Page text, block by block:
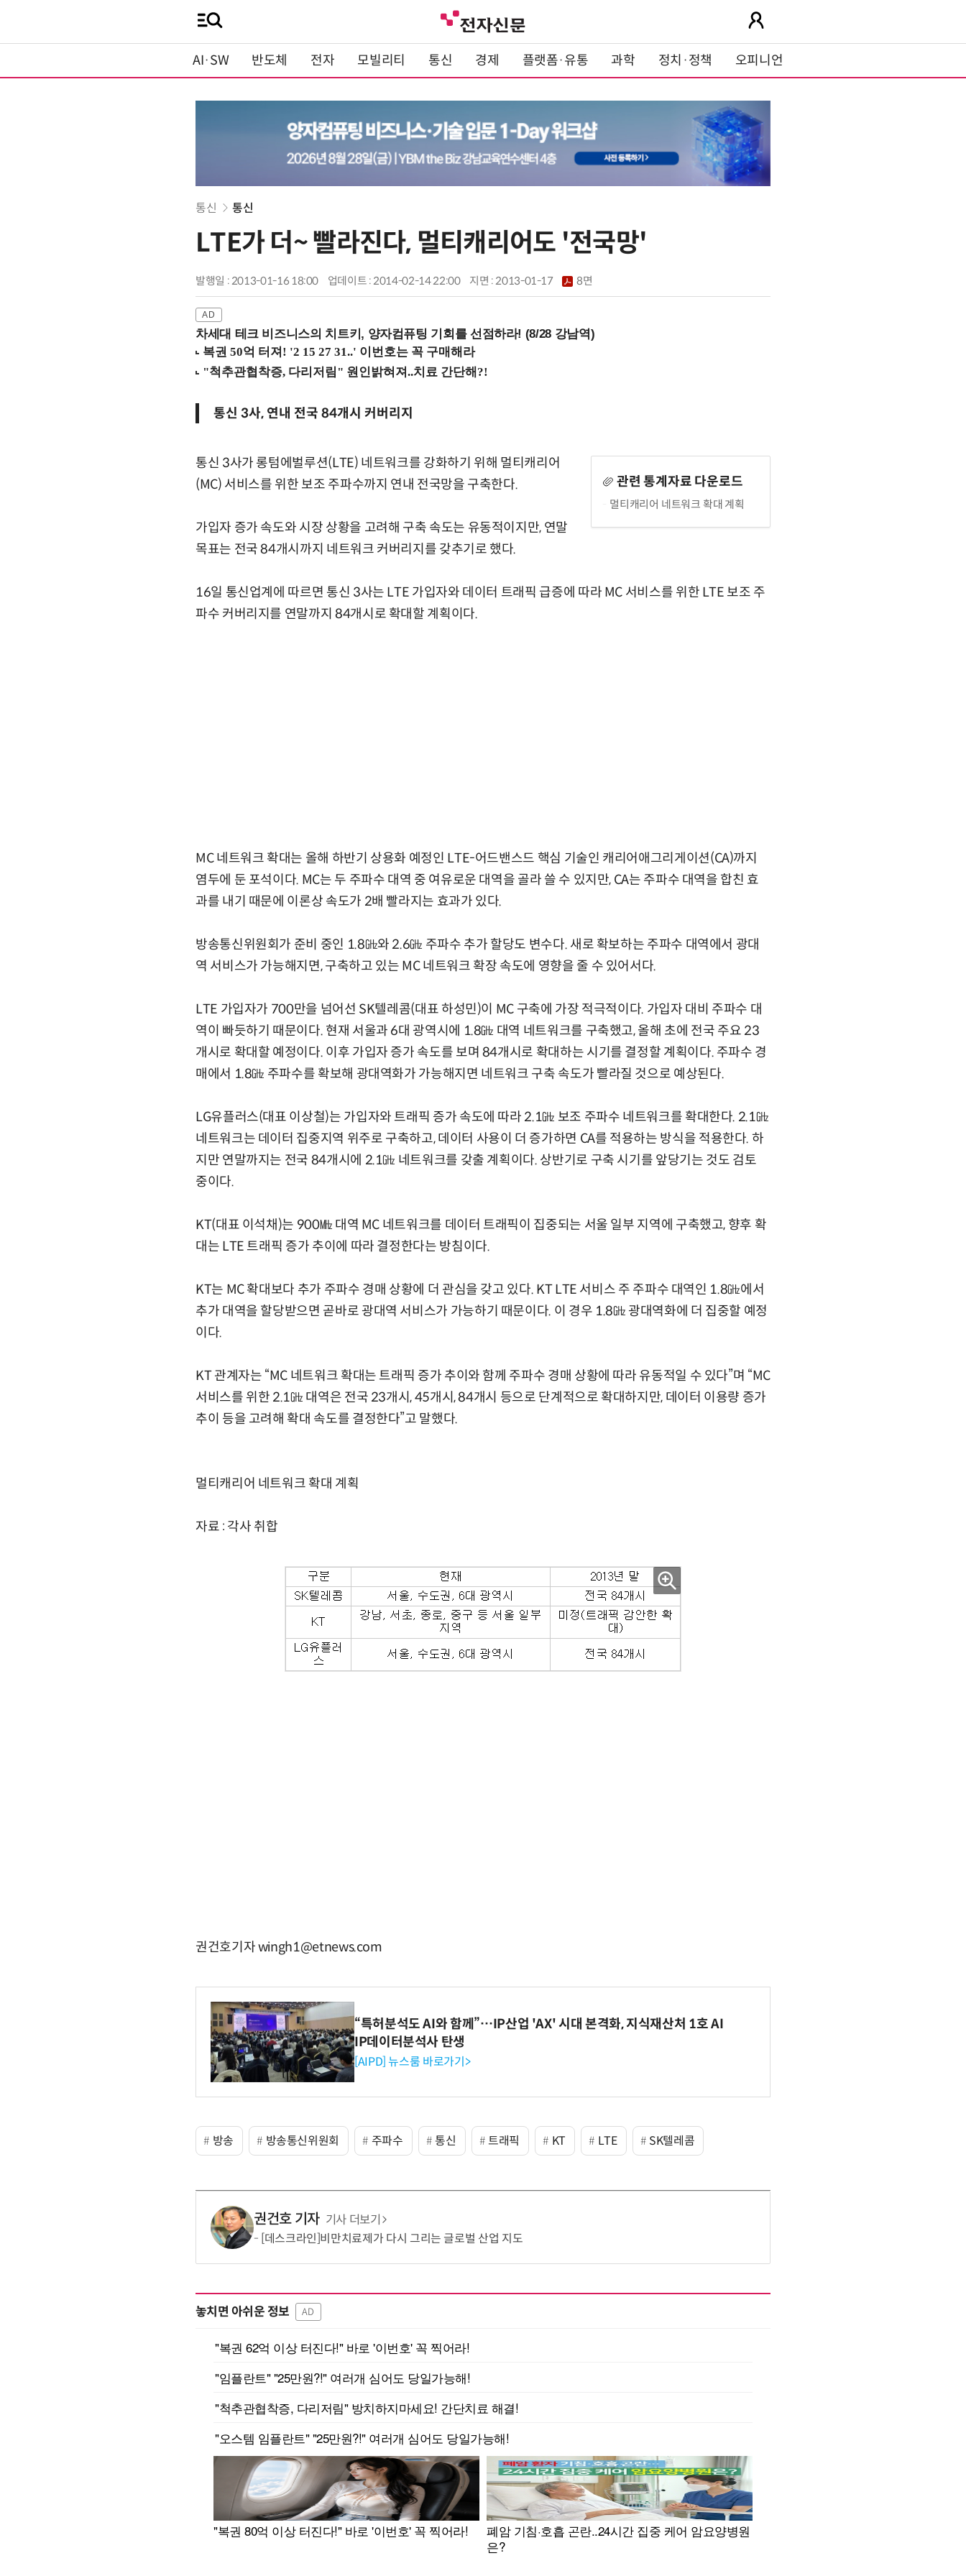
AI·SW 반도체 전자 모빌리티 통신 경제 플랫폼·유통 과학 정치·정책 오피니언
통신 통신
LTE가 더~ 빨라진다, 멀티캐리어도 '전국망'
발행일 : 2013-01-16 18:00 업데이트 : 2014-02-14 22:00 지면 :2013-01-17 8면
차세대 테크 비즈니스의 치트키, 양자컴퓨팅 기회를 선점하라! (8/28 강남역)
통신 3사, 연내 전국 84개시 커버리지
관련 통계자료 다운로드
멀티캐리어 네트워크 확대 계획
통신 3사가 롱텀에벌루션(LTE) 네트워크를 강화하기 위해 멀티캐리어
(MC) 서비스를 위한 보조 주파수까지 연내 전국망을 구축한다.
가입자 증가 속도와 시장 상황을 고려해 구축 속도는 유동적이지만, 연말
목표는 전국 84개시까지 네트워크 커버리지를 갖추기로 했다.
16일 통신업계에 따르면 통신 3사는 LTE 가입자와 데이터 트래픽 급증에 따라 MC 서비스를 위한 LTE 보조 주
파수 커버리지를 연말까지 84개시로 확대할 계획이다.
MC 네트워크 확대는 올해 하반기 상용화 예정인 LTE-어드밴스드 핵심 기술인 캐리어애그리게이션(CA)까지
염두에 둔 포석이다. MC는 두 주파수 대역 중 여유로운 대역을 골라 쓸 수 있지만, CA는 주파수 대역을 합친 효
과를 내기 때문에 이론상 속도가 2배 빨라지는 효과가 있다.
방송통신위원회가 준비 중인 1.8㎓와 2.6㎓ 주파수 추가 할당도 변수다. 새로 확보하는 주파수 대역에서 광대
역 서비스가 가능해지면, 구축하고 있는 MC 네트워크 확장 속도에 영향을 줄 수 있어서다.
LTE 가입자가 700만을 넘어선 SK텔레콤(대표 하성민)이 MC 구축에 가장 적극적이다. 가입자 대비 주파수 대
역이 빠듯하기 때문이다. 현재 서울과 6대 광역시에 1.8㎓ 대역 네트워크를 구축했고, 올해 초에 전국 주요 23
개시로 확대할 예정이다. 이후 가입자 증가 속도를 보며 84개시로 확대하는 시기를 결정할 계획이다. 주파수 경
매에서 1.8㎓ 주파수를 확보해 광대역화가 가능해지면 네트워크 구축 속도가 빨라질 것으로 예상된다.
LG유플러스(대표 이상철)는 가입자와 트래픽 증가 속도에 따라 2.1㎓ 보조 주파수 네트워크를 확대한다. 2.1㎓
네트워크는 데이터 집중지역 위주로 구축하고, 데이터 사용이 더 증가하면 CA를 적용하는 방식을 적용한다. 하
지만 연말까지는 전국 84개시에 2.1㎓ 네트워크를 갖출 계획이다. 상반기로 구축 시기를 앞당기는 것도 검토
중이다.
KT(대표 이석채)는 900㎒ 대역 MC 네트워크를 데이터 트래픽이 집중되는 서울 일부 지역에 구축했고, 향후 확
대는 LTE 트래픽 증가 추이에 따라 결정한다는 방침이다.
KT는 MC 확대보다 추가 주파수 경매 상황에 더 관심을 갖고 있다. KT LTE 서비스 주 주파수 대역인 1.8㎓에서
추가 대역을 할당받으면 곧바로 광대역 서비스가 가능하기 때문이다. 이 경우 1.8㎓ 광대역화에 더 집중할 예정
이다.
KT 관계자는 “MC 네트워크 확대는 트래픽 증가 추이와 함께 주파수 경매 상황에 따라 유동적일 수 있다”며 “MC
서비스를 위한 2.1㎓ 대역은 전국 23개시, 45개시, 84개시 등으로 단계적으로 확대하지만, 데이터 이용량 증가
추이 등을 고려해 확대 속도를 결정한다”고 말했다.
멀티캐리어 네트워크 확대 계획
자료 : 각사 취합
권건호기자 wingh1@etnews.com
“특허분석도 AI와 함께”…IP산업 'AX' 시대 본격화, 지식재산처 1호 AI
IP데이터분석사 탄생
[AIPD] 뉴스룸 바로가기>
방송 방송통신위원회 주파수 통신 트래픽 KT LTE SK텔레콤
권건호 기자 기사 더보기
[데스크라인]비만치료제가 다시 그리는 글로벌 산업 지도
놓치면 아쉬운 정보 AD